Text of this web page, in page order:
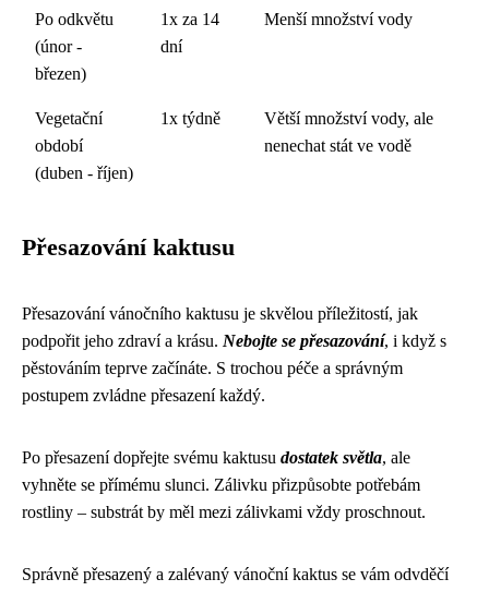
Po odkvětu
(únor -
březen)
1x za 14
dní
Menší množství vody
Vegetační
období
(duben - říjen)
1x týdně
Větší množství vody, ale
nenechat stát ve vodě
Přesazování kaktusu
Přesazování vánočního kaktusu je skvělou příležitostí, jak
podpořit jeho zdraví a krásu. Nebojte se přesazování, i když s
pěstováním teprve začínáte. S trochou péče a správným
postupem zvládne přesazení každý.
Po přesazení dopřejte svému kaktusu dostatek světla, ale
vyhněte se přímému slunci. Zálivku přizpůsobte potřebám
rostliny – substrát by měl mezi zálivkami vždy proschnout.
Správně přesazený a zalévaný vánoční kaktus se vám odvděčí